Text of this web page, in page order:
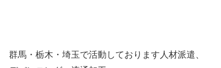
群馬・栃木・埼玉で活動しております人材派遣、